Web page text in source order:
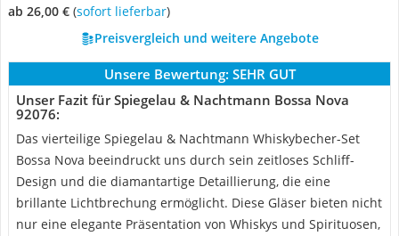
ab 26,00 € ( Sofort lieferbar)
Preisvergleich und weitere Angebote
Unsere Bewertung: SEHR GUT
Unser Fazit für Spiegelau & Nachtmann Bossa Nova
92076:
Das vierteilige Spiegelau & Nachtmann Whiskybecher-Set
Bossa Nova beeindruckt uns durch sein zeitloses Schliff-
Design und die diamantartige Detaillierung, die eine
brillante Lichtbrechung ermöglicht. Diese Gläser bieten nicht
nur eine elegante Präsentation von Whiskys und Spirituosen,